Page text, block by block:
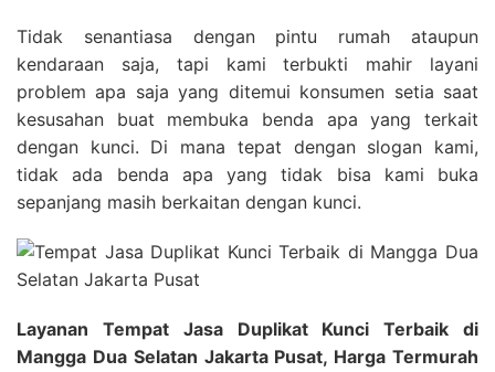
Tidak senantiasa dengan pintu rumah ataupun
kendaraan saja, tapi kami terbukti mahir layani
problem apa saja yang ditemui konsumen setia saat
kesusahan buat membuka benda apa yang terkait
dengan kunci. Di mana tepat dengan slogan kami,
tidak ada benda apa yang tidak bisa kami buka
sepanjang masih berkaitan dengan kunci.
Layanan Tempat Jasa Duplikat Kunci Terbaik di
Mangga Dua Selatan Jakarta Pusat, Harga Termurah